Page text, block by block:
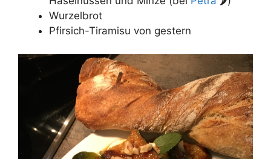
Wurzelbrot
Pfirsich-Tiramisu von gestern